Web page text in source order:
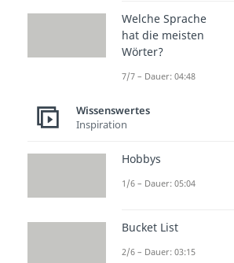
Welche Sprache
hat die meisten
Wörter?
7/7 – Dauer: 04:48
Wissenswertes
Inspiration
Hobbys
1/6 – Dauer: 05:04
Bucket List
2/6 – Dauer: 03:15